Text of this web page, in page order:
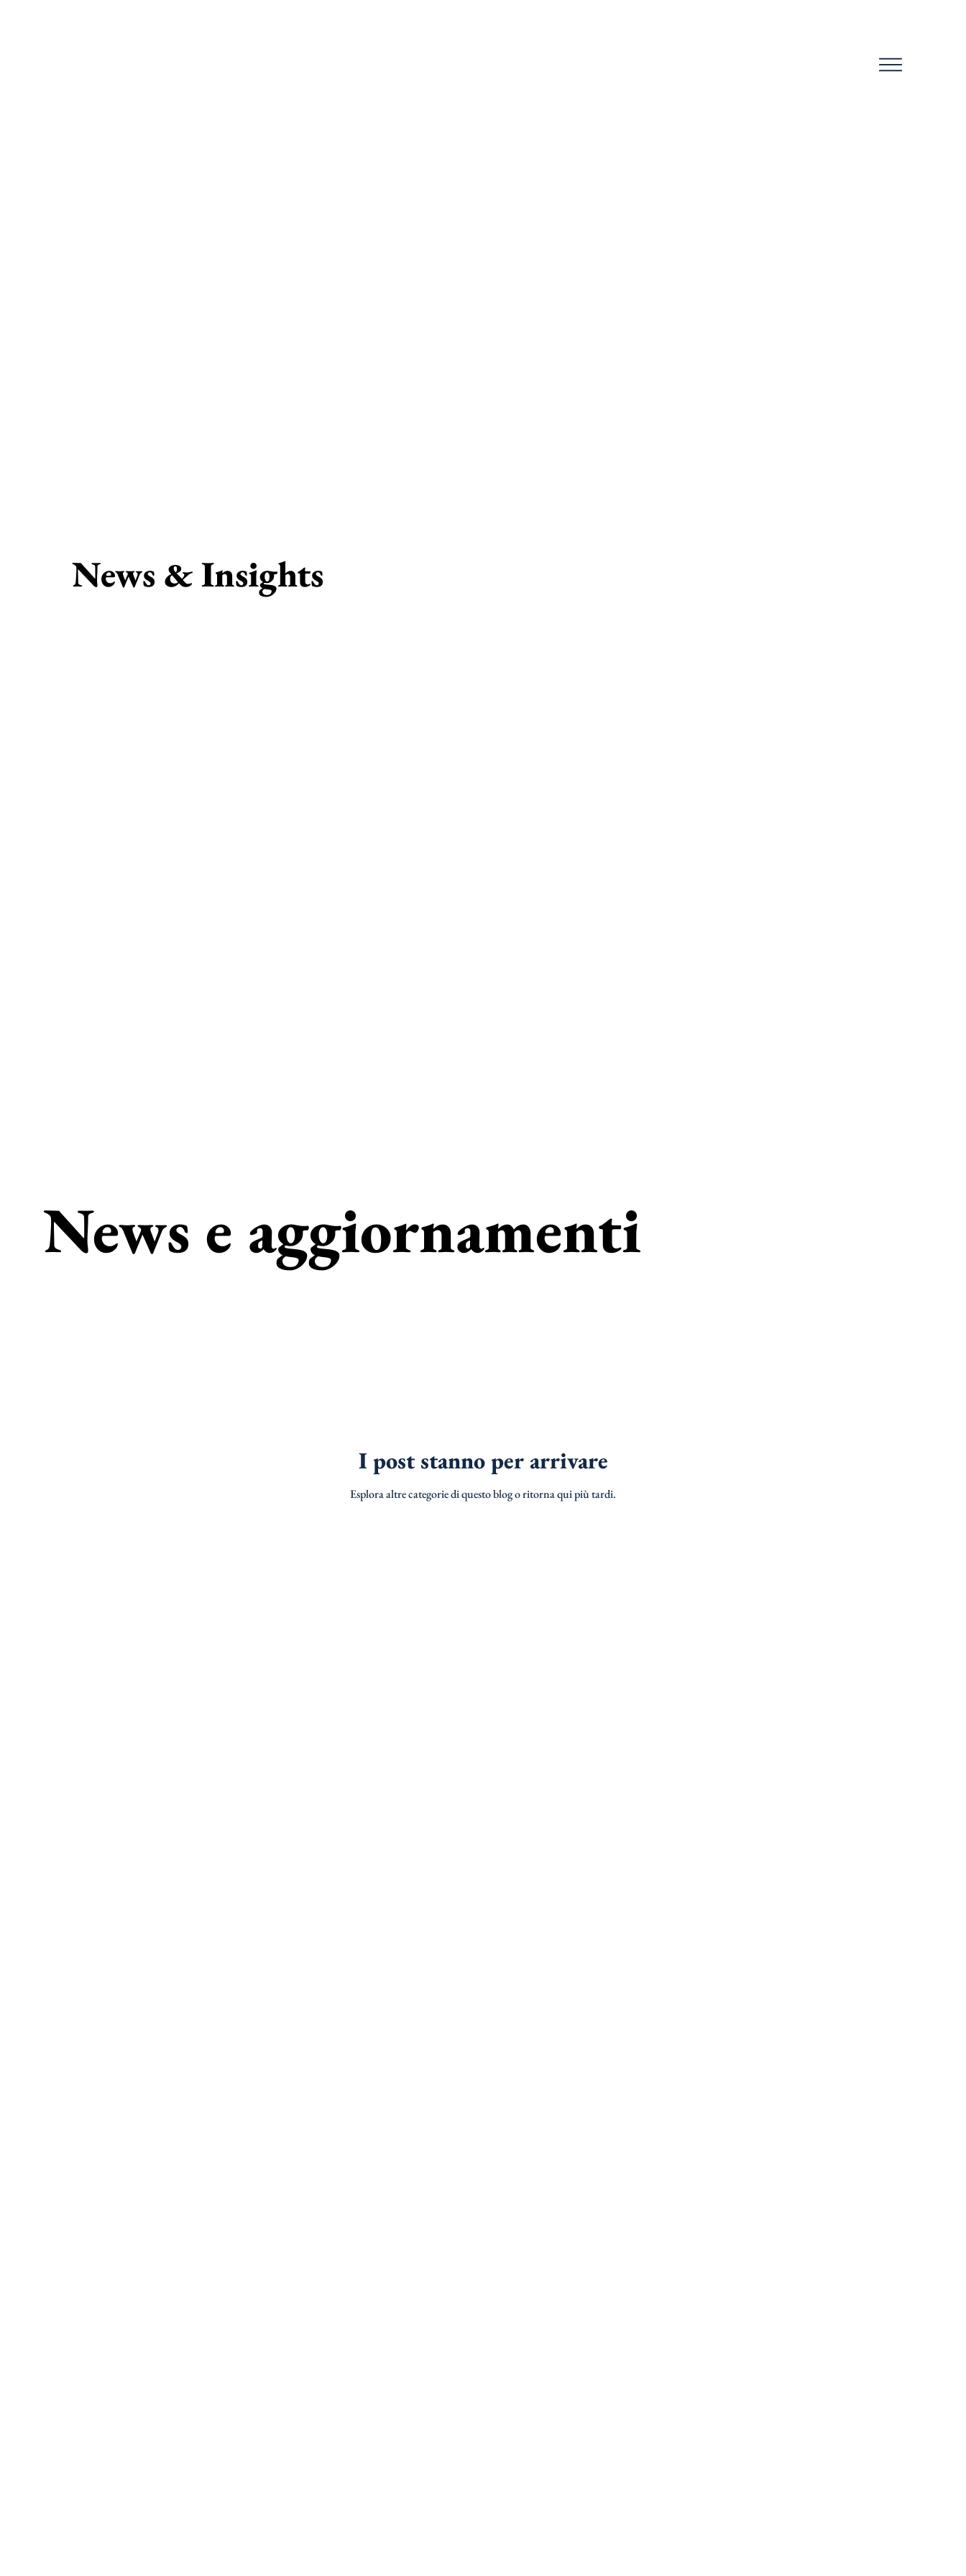
News & Insights
News e aggiornamenti
I post stanno per arrivare
Esplora altre categorie di questo blog o ritorna qui più tardi.